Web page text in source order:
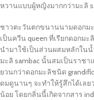
หวานแบบผู้หญิงมากกว่ามะลิ
ชาวตะวันตกขนานนามดอกมะ
เป็นควีน queen ที่เรียกดอกมะ
นำมาใช้เป็นส่วนผสมหลักใน
มะลิ sambac นั้นสมเป็นราชา
ยวนกว่าดอกมะลิชนิด
ดมดูนานๆ จะทำให้รู้สึกได้เล
น้อย โดยกลิ่นนี้เกิดจากสาร